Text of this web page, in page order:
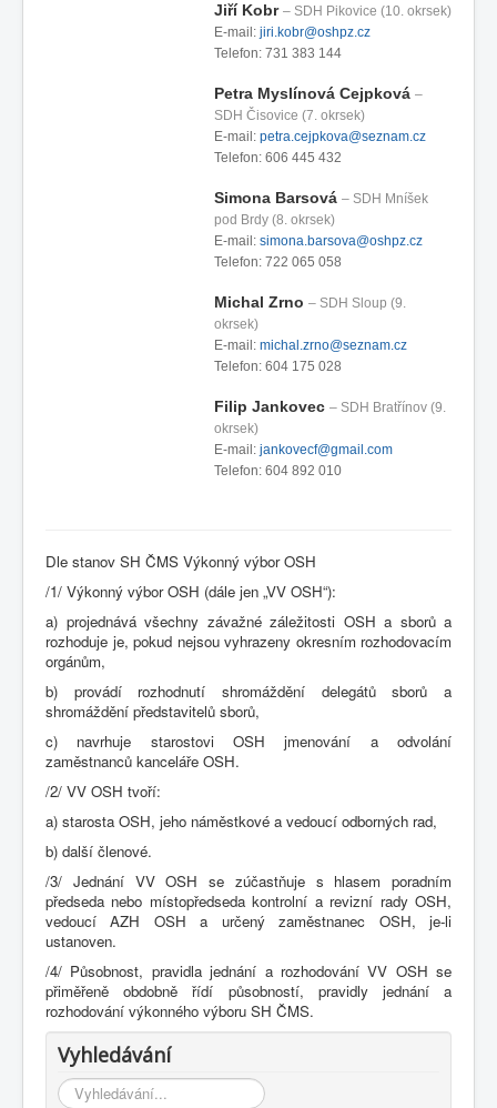
Jiří Kobr – SDH Pikovice (10. okrsek)
E-mail: jiri.kobr@oshpz.cz
Telefon: 731 383 144
Petra Myslínová Cejpková –
SDH Čisovice (7. okrsek)
E-mail: petra.cejpkova@seznam.cz
Telefon: 606 445 432
Simona Barsová – SDH Mníšek
pod Brdy (8. okrsek)
E-mail: simona.barsova@oshpz.cz
Telefon: 722 065 058
Michal Zrno – SDH Sloup (9.
okrsek)
E-mail: michal.zrno@seznam.cz
Telefon: 604 175 028
Filip Jankovec – SDH Bratřínov (9.
okrsek)
E-mail: jankovecf@gmail.com
Telefon: 604 892 010
Dle stanov SH ČMS Výkonný výbor OSH
/1/ Výkonný výbor OSH (dále jen „VV OSH“):
a) projednává všechny závažné záležitosti OSH a sborů a
rozhoduje je, pokud nejsou vyhrazeny okresním rozhodovacím
orgánům,
b) provádí rozhodnutí shromáždění delegátů sborů a
shromáždění představitelů sborů,
c) navrhuje starostovi OSH jmenování a odvolání
zaměstnanců kanceláře OSH.
/2/ VV OSH tvoří:
a) starosta OSH, jeho náměstkové a vedoucí odborných rad,
b) další členové.
/3/ Jednání VV OSH se zúčastňuje s hlasem poradním
předseda nebo místopředseda kontrolní a revizní rady OSH,
vedoucí AZH OSH a určený zaměstnanec OSH, je-li
ustanoven.
/4/ Působnost, pravidla jednání a rozhodování VV OSH se
přiměřeně obdobně řídí působností, pravidly jednání a
rozhodování výkonného výboru SH ČMS.
Vyhledávání
Vyhledávání...